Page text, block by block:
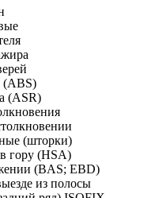
(ABS)
(ASR)
(шторки)
гору (HSA)
(BAS; EBD)
из полосы